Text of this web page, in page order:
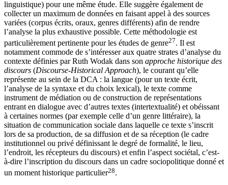
linguistique) pour une même étude. Elle suggère également de
collecter un maximum de données en faisant appel à des sources
variées (corpus écrits, oraux, genres différents) afin de rendre
l’analyse la plus exhaustive possible. Cette méthodologie est
particulièrement pertinente pour les études de genre27. Il est
notamment commode de s’intéresser aux quatre strates d’analyse du
contexte définies par Ruth Wodak dans son approche historique des
discours (Discourse-Historical Approach), le courant qu’elle
représente au sein de la DCA : la langue (pour un texte écrit,
l’analyse de la syntaxe et du choix lexical), le texte comme
instrument de médiation ou de construction de représentations
entrant en dialogue avec d’autres textes (intertextualité) et obéissant
à certaines normes (par exemple celle d’un genre littéraire), la
situation de communication sociale dans laquelle ce texte s’inscrit
lors de sa production, de sa diffusion et de sa réception (le cadre
institutionnel ou privé définissant le degré de formalité, le lieu,
l’endroit, les récepteurs du discours) et enfin l’aspect sociétal, c’est-
à-dire l’inscription du discours dans un cadre sociopolitique donné et
un moment historique particulier28.